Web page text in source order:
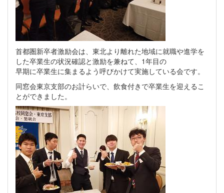
首都圏新卒者激励会は、東北より離れた地域に就職や進学を
した卒業生の状況確認と激励を兼ねて、1年目の
早期に卒業生に集まるよう呼びかけて実施している会です。
同窓会東京支部のお計らいで、飲食付きで卒業生を迎えるこ
とができました。